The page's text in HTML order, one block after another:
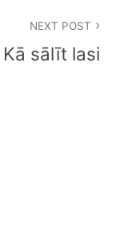
NEXT POST
Kā sālīt lasi